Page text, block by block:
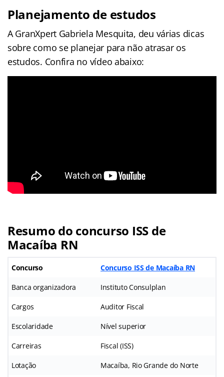
Planejamento de estudos
A GranXpert Gabriela Mesquita, deu várias dicas
sobre como se planejar para não atrasar os
estudos. Confira no vídeo abaixo:
Resumo do concurso ISS de
Macaíba RN
Concurso Concurso ISS de Macaíba RN
Banca organizadora Instituto Consulplan
Cargos Auditor Fiscal
Escolaridade Nível superior
Carreiras Fiscal (ISS)
Lotação Macaíba, Rio Grande do Norte